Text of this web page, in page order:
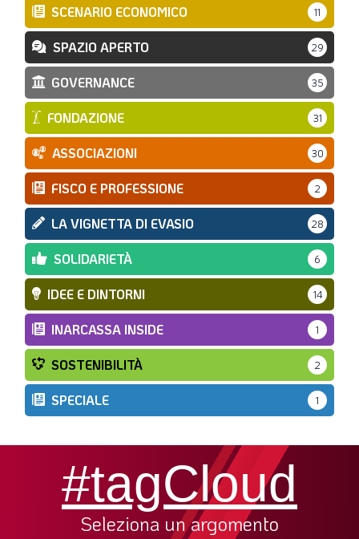
SCENARIO ECONOMICO 11
SPAZIO APERTO 29
GOVERNANCE 35
FONDAZIONE 31
ASSOCIAZIONI 30
FISCO E PROFESSIONE 2
LA VIGNETTA DI EVASIO 28
SOLIDARIETÀ 6
IDEE E DINTORNI 14
INARCASSA INSIDE 1
SOSTENIBILITÀ 2
SPECIALE 1
#tagCloud
Seleziona un argomento